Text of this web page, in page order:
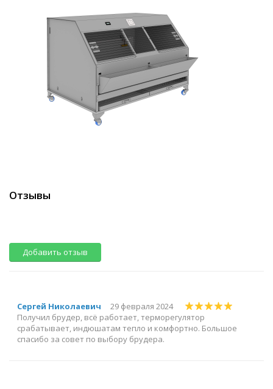
Отзывы
Добавить отзыв
Сергей Николаевич
29 февраля 2024
Получил брудер, всё работает, терморегулятор
срабатывает, индюшатам тепло и комфортно. Большое
спасибо за совет по выбору брудера.